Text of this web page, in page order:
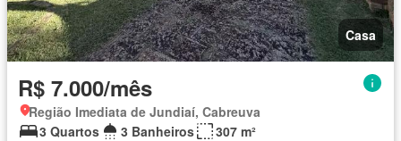
Casa
R$ 7.000/mês
Região Imediata de Jundiaí, Cabreuva
3 Quartos
3 Banheiros
307 m²